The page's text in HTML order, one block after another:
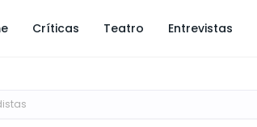
Críticas Teatro Entrevistas